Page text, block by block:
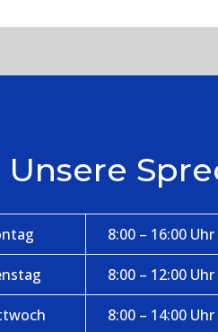
Unsere
8:00 – 16:00 Uhr
8:00 – 12:00
8:00 – 14:00 Uhr